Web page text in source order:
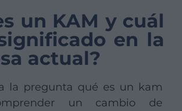
un KAM y cuál
en la
actual?
la pregunta qué es un kam
un cambio de